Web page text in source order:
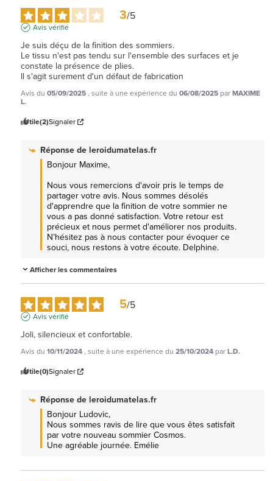
3/5
Avis vérifié
Je suis déçu de la finition des sommiers.
Le tissu n'est pas tendu sur l'ensemble des surfaces et je
constate la présence de plies.
Il s'agit surement d'un défaut de fabrication
Avis du 05/09/2025, suite à une expérience du 06/08/2025 parMAXIME
L.
Utile(2)Signaler
Réponse deleroidumatelas.fr
Bonjour Maxime,
Nous vous remercions d'avoir pris le temps de
partager votre avis. Nous sommes désolés
d'apprendre que la finition de votre sommier ne
vous a pas donné satisfaction. Votre retour est
précieux et nous permet d'améliorer nos produits.
N’hésitez pas à nous contacter pour évoquer ce
souci, nous restons à votre écoute. Delphine.
Afficher les commentaires
5/5
Avis vérifié
Joli, silencieux et confortable.
Avis du 10/11/2024, suite à une expérience du 25/10/2024 parL.D.
Utile(0)Signaler
Réponse deleroidumatelas.fr
Bonjour Ludovic,
Nous sommes ravis de lire que vous êtes satisfait
par votre nouveau sommier Cosmos.
Une agréable journée. Emélie